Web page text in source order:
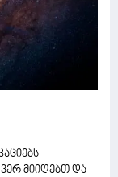
მიიღებთ და